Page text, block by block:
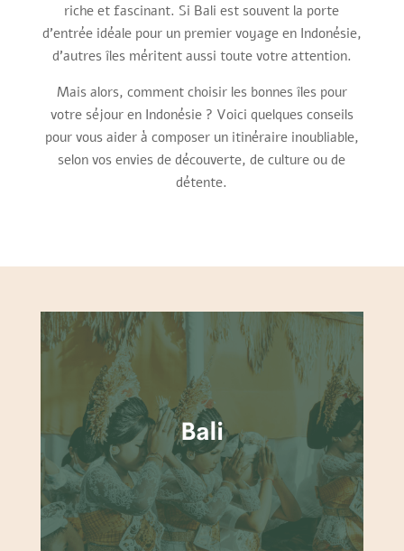
riche et fascinant. Si Bali est souvent la porte
d’entrée idéale pour un premier voyage en Indonésie,
d’autres îles méritent aussi toute votre attention.
Mais alors, comment choisir les bonnes îles pour
votre séjour en Indonésie ? Voici quelques conseils
pour vous aider à composer un itinéraire inoubliable,
selon vos envies de découverte, de culture ou de
détente.